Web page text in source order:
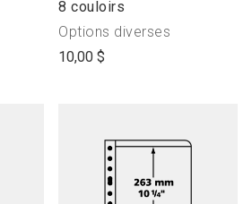
to
open
product
8 couloirs
Produit
avec"
Options diverses
10,00 $